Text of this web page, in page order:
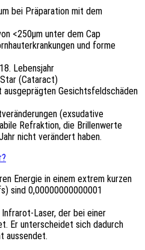
bei Präparation mit dem
<250µm unter dem Cap
und forme
Lebensjahr
(Cataract)
ausgeprägten Gesichtsfeldschäden
(exsudative
Refraktion, die Brillenwerte
nicht verändert haben.
Energie in einem extrem kurzen
sind 0,00000000000001
Laser, der bei einer
Er unterscheidet sich dadurch
aussendet.